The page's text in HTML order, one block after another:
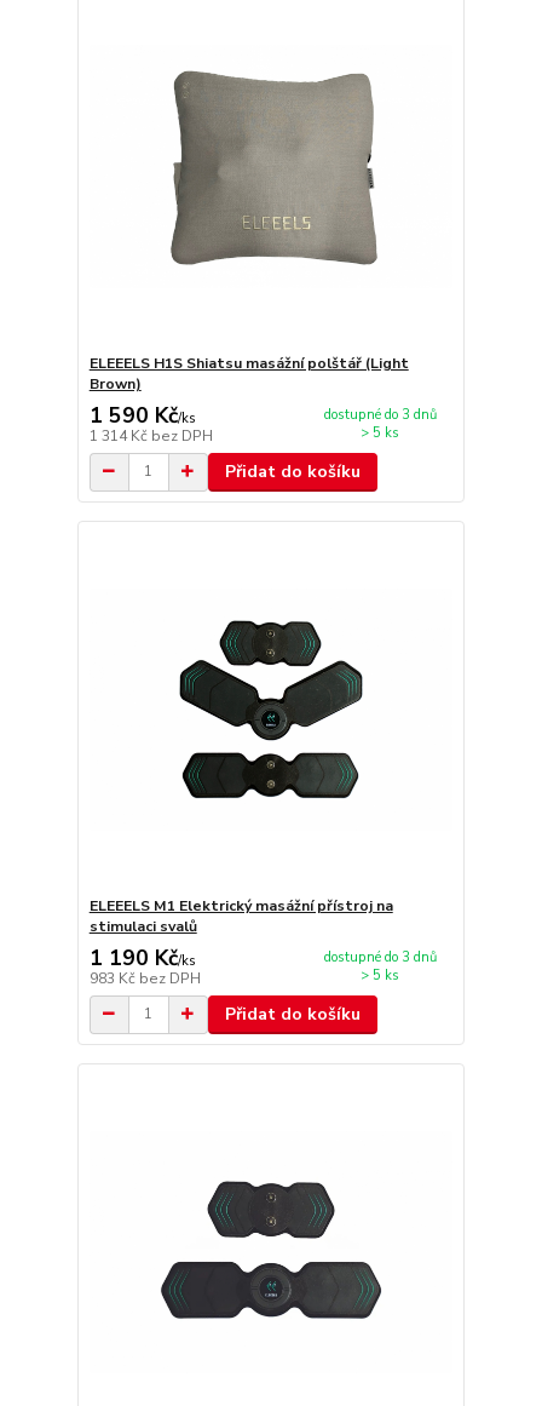
ELEEELS H1S Shiatsu masážní polštář (Light
Brown)
1 590 Kč/ks
1 314 Kč bez DPH
dostupné do 3 dnů
> 5 ks
Přidat do košíku
ELEEELS M1 Elektrický masážní přístroj na
stimulaci svalů
1 190 Kč/ks
983 Kč bez DPH
dostupné do 3 dnů
> 5 ks
Přidat do košíku